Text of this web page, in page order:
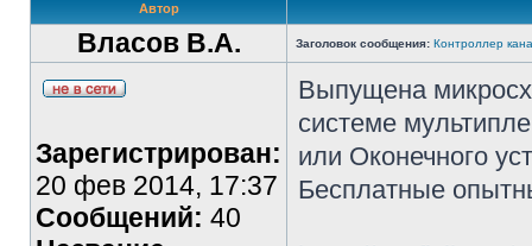
Автор
Власов В.А. Заголовок сообщения: Контроллер
Зарегистрирован:
20 фев 2014, 17:37
Сообщений: 40
Выпущена
системе
или Оконечного
Бесплатные